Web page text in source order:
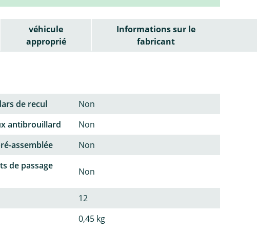
véhicule
approprié
Informations sur le
fabricant
de recul
Non
antibrouillard
Non
assemblée
Non
de passage
Non
12
0,45 kg